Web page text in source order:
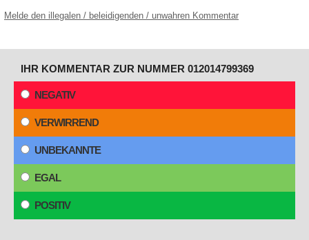
Melde den illegalen / beleidigenden / unwahren Kommentar
IHR KOMMENTAR ZUR NUMMER 012014799369
NEGATIV
VERWIRREND
UNBEKANNTE
EGAL
POSITIV